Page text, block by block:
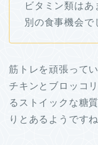
ビタミン類は
別の食事機会で
筋トレを頑張って
チキンとブロッコ
るストイックな糖
りとあるようですね